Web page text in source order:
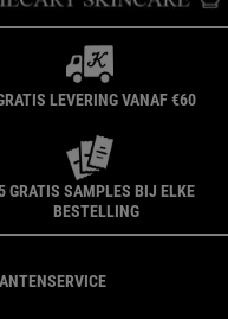
LEVERING VANAF €60
GRATIS SAMPLES BIJ ELKE
BESTELLING